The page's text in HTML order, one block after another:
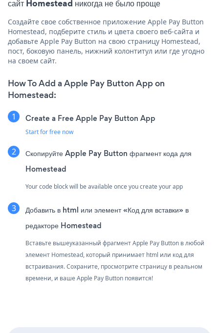
сайт Homestead никогда не было проще
Создайте свое собственное приложение Apple Pay Button
Homestead, подберите стиль и цвета своего веб-сайта и
добавьте Apple Pay Button на свою страницу Homestead,
пост, боковую панель, нижний колонтитул или где угодно
на своем сайт.
How To Add a Apple Pay Button App on
Homestead:
Create a Free Apple Pay Button App
Start for free now
Скопируйте Apple Pay Button фрагмент кода для
Homestead
Your code block will be available once you create your app
Добавить в html или элемент «Код для вставки» в
редакторе Homestead
Вставьте вышеуказанный фрагмент Apple Pay Button в любой
элемент Homestead, который принимает html или код для
встраивания. Сохраните, просмотрите страницу в реальном
времени, и ваше Apple Pay Button появится!